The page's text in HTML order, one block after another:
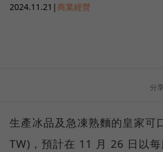
2024.11.21 |商業經營
分享
生產冰品及急凍熟麵的皇家可
TW)，預計在 11 月 26 日以